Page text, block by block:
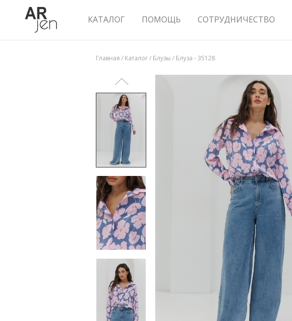
КАТАЛОГ ПОМОЩЬ СОТРУДНИЧЕСТВО
Главная / Каталог/ Блузы / Блуза - 35128